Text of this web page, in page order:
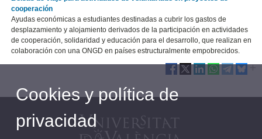
cooperación
Ayudas económicas a estudiantes destinadas a cubrir los gastos de
desplazamiento y alojamiento derivados de la participación en actividades
de cooperación, solidaridad y educación para el desarrollo, que realizan en
colaboración con una ONGD en países estructuralmente empobrecidos.
Cookies y política de
privacidad